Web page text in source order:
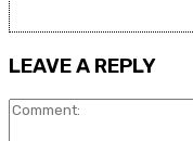
LEAVE A REPLY